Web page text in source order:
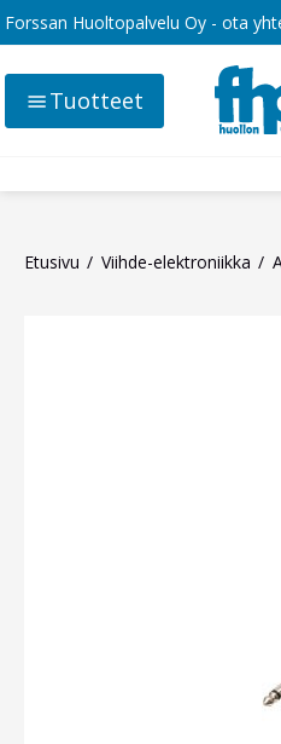
Forssan Huoltopalvelu Oy - ota
Tuotteet
Etusivu Viihde-elektroniikka